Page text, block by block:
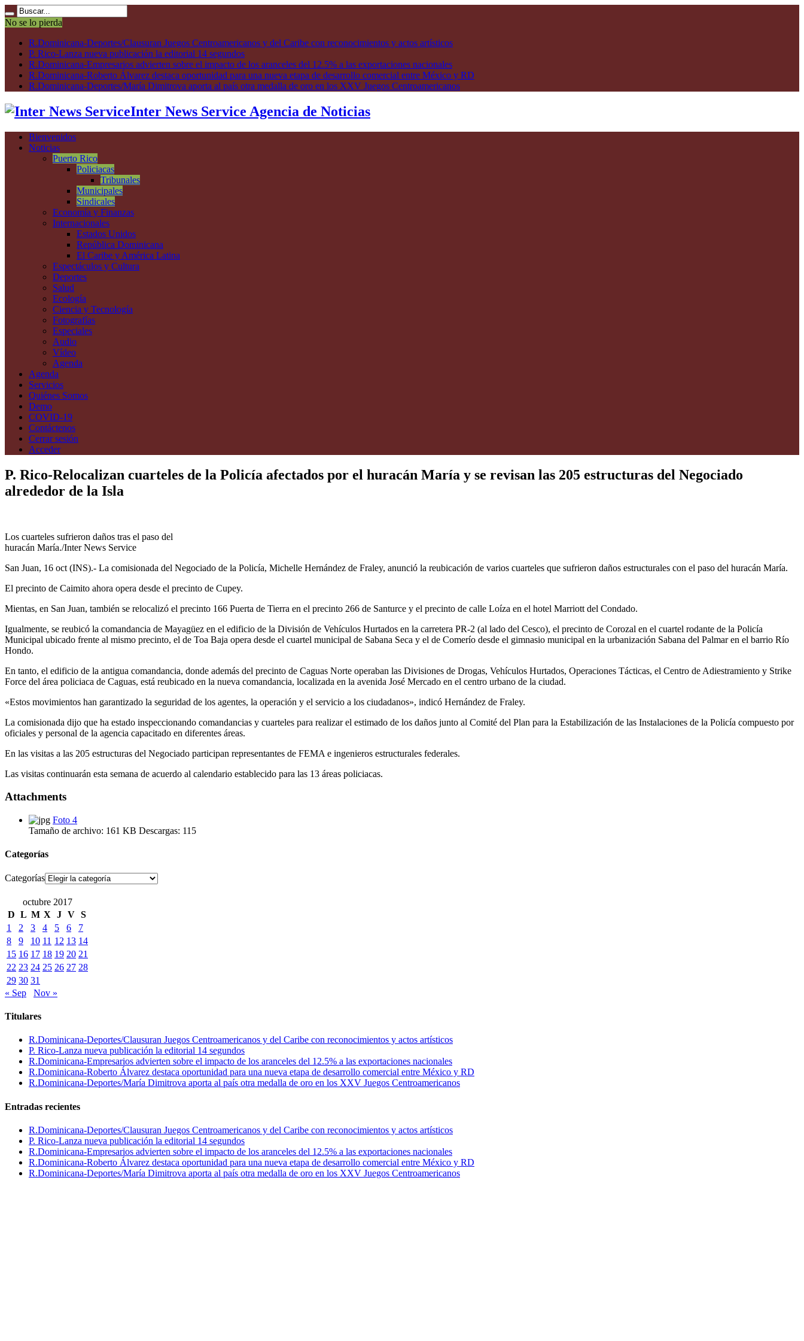
No se lo pierda
R.Dominicana-Deportes/Clausuran Juegos Centroamericanos y del Caribe con reconocimientos y actos artísticos
P. Rico-Lanza nueva publicación la editorial 14 segundos
R.Dominicana-Empresarios advierten sobre el impacto de los aranceles del 12.5% a las exportaciones nacionales
R.Dominicana-Roberto Álvarez destaca oportunidad para una nueva etapa de desarrollo comercial entre México y RD
R.Dominicana-Deportes/María Dimitrova aporta al país otra medalla de oro en los XXV Juegos Centroamericanos
Inter News Service Agencia de Noticias
Bienvenidos
Noticias
Puerto Rico
Policiacas
Tribunales
Municipales
Sindicales
Economía y Finanzas
Internacionales
Estados Unidos
República Dominicana
El Caribe y América Latina
Espectáculos y Cultura
Deportes
Salud
Ecología
Ciencia y Tecnología
Fotografías
Especiales
Audio
Vídeo
Agenda
Agenda
Servicios
Quiénes Somos
Demo
COVID-19
Contáctenos
Cerrar sesión
Acceder
P. Rico-Relocalizan cuarteles de la Policía afectados por el huracán María y se revisan las 205 estructuras del Negociado
alrededor de la Isla
Los cuarteles sufrieron daños tras el paso del
huracán María./Inter News Service
San Juan, 16 oct (INS).- La comisionada del Negociado de la Policía, Michelle Hernández de Fraley, anunció la reubicación de varios cuarteles que sufrieron daños estructurales con el paso del huracán María.
El precinto de Caimito ahora opera desde el precinto de Cupey.
Mientas, en San Juan, también se relocalizó el precinto 166 Puerta de Tierra en el precinto 266 de Santurce y el precinto de calle Loíza en el hotel Marriott del Condado.
Igualmente, se reubicó la comandancia de Mayagüez en el edificio de la División de Vehículos Hurtados en la carretera PR-2 (al lado del Cesco), el precinto de Corozal en el cuartel rodante de la Policía
Municipal ubicado frente al mismo precinto, el de Toa Baja opera desde el cuartel municipal de Sabana Seca y el de Comerío desde el gimnasio municipal en la urbanización Sabana del Palmar en el barrio Río
Hondo.
En tanto, el edificio de la antigua comandancia, donde además del precinto de Caguas Norte operaban las Divisiones de Drogas, Vehículos Hurtados, Operaciones Tácticas, el Centro de Adiestramiento y Strike
Force del área policiaca de Caguas, está reubicado en la nueva comandancia, localizada en la avenida José Mercado en el centro urbano de la ciudad.
«Estos movimientos han garantizado la seguridad de los agentes, la operación y el servicio a los ciudadanos», indicó Hernández de Fraley.
La comisionada dijo que ha estado inspeccionando comandancias y cuarteles para realizar el estimado de los daños junto al Comité del Plan para la Estabilización de las Instalaciones de la Policía compuesto por
oficiales y personal de la agencia capacitado en diferentes áreas.
En las visitas a las 205 estructuras del Negociado participan representantes de FEMA e ingenieros estructurales federales.
Las visitas continuarán esta semana de acuerdo al calendario establecido para las 13 áreas policiacas.
Attachments
Foto 4
Tamaño de archivo: 161 KB Descargas: 115
Categorías
Categorías
octubre 2017
D L M X J V S
1
2 3 4 5 6
7
8
9 10 11 12 13 14
15 16 17 18 19 20 21
22 23 24 25 26 27 28
29 30 31
« Sep
Nov »
Titulares
R.Dominicana-Deportes/Clausuran Juegos Centroamericanos y del Caribe con reconocimientos y actos artísticos
P. Rico-Lanza nueva publicación la editorial 14 segundos
R.Dominicana-Empresarios advierten sobre el impacto de los aranceles del 12.5% a las exportaciones nacionales
R.Dominicana-Roberto Álvarez destaca oportunidad para una nueva etapa de desarrollo comercial entre México y RD
R.Dominicana-Deportes/María Dimitrova aporta al país otra medalla de oro en los XXV Juegos Centroamericanos
Entradas recientes
R.Dominicana-Deportes/Clausuran Juegos Centroamericanos y del Caribe con reconocimientos y actos artísticos
P. Rico-Lanza nueva publicación la editorial 14 segundos
R.Dominicana-Empresarios advierten sobre el impacto de los aranceles del 12.5% a las exportaciones nacionales
R.Dominicana-Roberto Álvarez destaca oportunidad para una nueva etapa de desarrollo comercial entre México y RD
R.Dominicana-Deportes/María Dimitrova aporta al país otra medalla de oro en los XXV Juegos Centroamericanos